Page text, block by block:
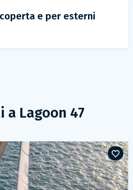
coperta e per esterni
a Lagoon 47